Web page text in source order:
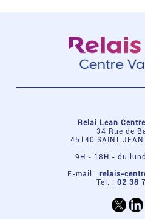
Relai Lean
34 Rue de
45140 SAINT JEAN
9H - 18H - du
E-mail : relais-
Tel. : 02 38